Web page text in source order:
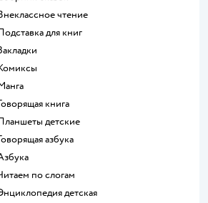
внеклассное чтение
подставка для книг
закладки
комиксы
манга
говорящая книга
Планшеты детские
говорящая азбука
азбука
читаем по слогам
энциклопедия детская